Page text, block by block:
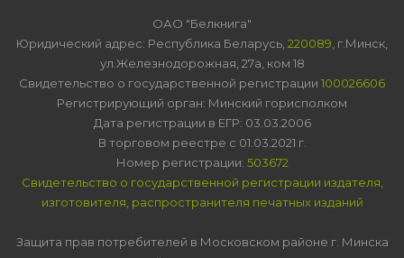
ОАО "Белкнига"
Юридический адрес: Республика Беларусь, 220089 , г.Минск,
ул.Железнодорожная, 27а, ком 18
Свидетельство о государственной регистрации 100026606
Регистрирующий орган: Минский горисполком
Дата регистрации в ЕГР: 03.03.2006
В торговом реестре с 01.03.2021 г.
Номер регистрации: 503672
Свидетельство о государственной регистрации издателя,
изготовителя, распространителя печатных изданий
Защита прав потребителей в Московском районе г. Минска